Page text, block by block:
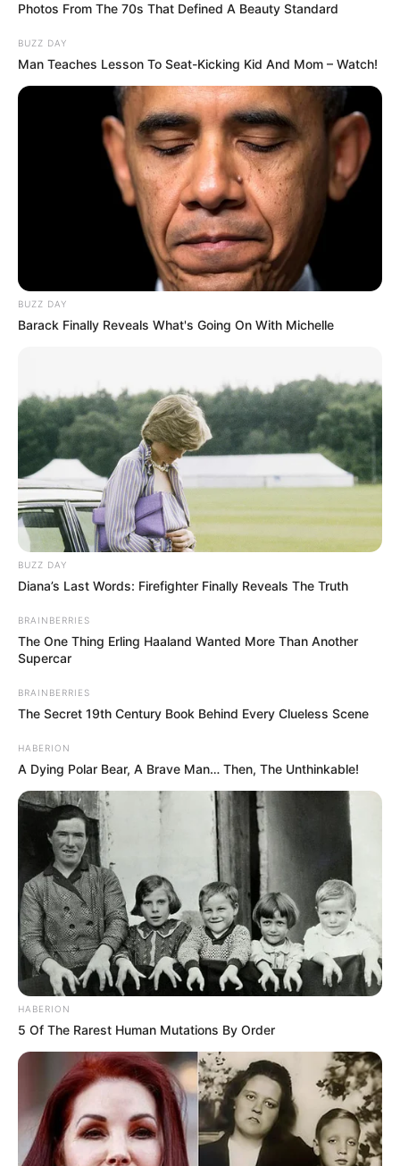
Photos From The 70s That Defined A Beauty Standard
BUZZ DAY
Man Teaches Lesson To Seat-Kicking Kid And Mom – Watch!
BUZZ DAY
Barack Finally Reveals What's Going On With Michelle
BUZZ DAY
Diana’s Last Words: Firefighter Finally Reveals The Truth
BRAINBERRIES
The One Thing Erling Haaland Wanted More Than Another
Supercar
BRAINBERRIES
The Secret 19th Century Book Behind Every Clueless Scene
HABERION
A Dying Polar Bear, A Brave Man… Then, The Unthinkable!
HABERION
5 Of The Rarest Human Mutations By Order